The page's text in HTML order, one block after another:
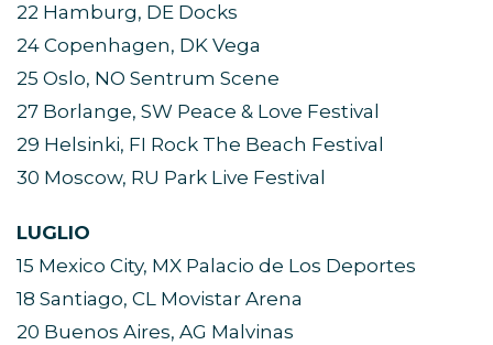
22 Hamburg, DE Docks
24 Copenhagen, DK Vega
25 Oslo, NO Sentrum Scene
27 Borlange, SW Peace & Love Festival
29 Helsinki, FI Rock The Beach Festival
30 Moscow, RU Park Live Festival
LUGLIO
15 Mexico City, MX Palacio de Los Deportes
18 Santiago, CL Movistar Arena
20 Buenos Aires, AG Malvinas